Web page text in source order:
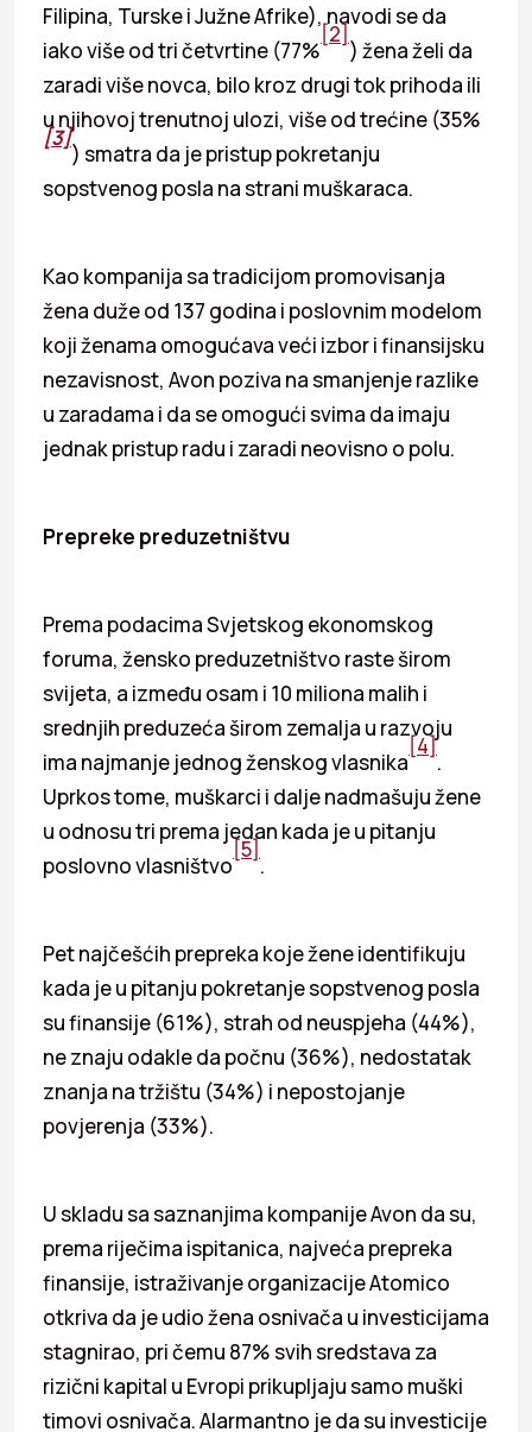
Filipina, Turske i Južne Afrike), navodi se da
iako više od tri četvrtine (77%
[2]
) žena želi da
zaradi više novca, bilo kroz drugi tok prihoda ili
u njihovoj trenutnoj ulozi, više od trećine (35%
[3]
) smatra da je pristup pokretanju
sopstvenog posla na strani muškaraca.
Kao kompanija sa tradicijom promovisanja
žena duže od 137 godina i poslovnim modelom
koji ženama omogućava veći izbor i finansijsku
nezavisnost, Avon poziva na smanjenje razlike
u zaradama i da se omogući svima da imaju
jednak pristup radu i zaradi neovisno o polu.
Prepreke preduzetništvu
Prema podacima Svjetskog ekonomskog
foruma, žensko preduzetništvo raste širom
svijeta, a između osam i 10 miliona malih i
srednjih preduzeća širom zemalja u razvoju
ima najmanje jednog ženskog vlasnika
[4]
.
Uprkos tome, muškarci i dalje nadmašuju žene
u odnosu tri prema jedan kada je u pitanju
poslovno vlasništvo
[5]
.
Pet najčešćih prepreka koje žene identifikuju
kada je u pitanju pokretanje sopstvenog posla
su finansije (61%), strah od neuspjeha (44%),
ne znaju odakle da počnu (36%), nedostatak
znanja na tržištu (34%) i nepostojanje
povjerenja (33%).
U skladu sa saznanjima kompanije Avon da su,
prema riječima ispitanica, najveća prepreka
finansije, istraživanje organizacije Atomico
otkriva da je udio žena osnivača u investicijama
stagnirao, pri čemu 87% svih sredstava za
rizični kapital u Evropi prikupljaju samo muški
timovi osnivača. Alarmantno je da su investicije